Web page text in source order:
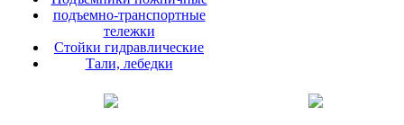
подъемно-транспортные
тележки
Стойки гидравлические
Тали, лебедки